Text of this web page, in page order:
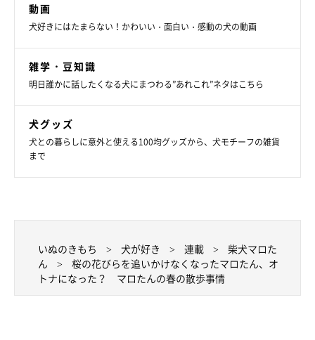
動画
犬好きにはたまらない！かわいい・面白い・感動の犬の動画
雑学・豆知識
明日誰かに話したくなる犬にまつわる”あれこれ”ネタはこちら
犬グッズ
犬との暮らしに意外と使える100均グッズから、犬モチーフの雑貨
まで
いぬのきもち 犬が好き 連載
柴犬マロた
ん
桜の花びらを追いかけなくなったマロたん、オ
トナになった？ マロたんの春の散歩事情